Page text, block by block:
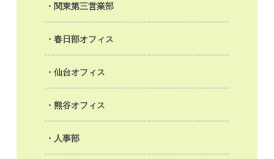
関東第三営業部
春日部オフィス
仙台オフィス
熊谷オフィス
人事部